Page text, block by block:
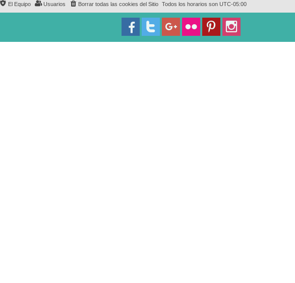
Todos los horarios son UTC-05:00
Borrar todas las cookies del Sitio
Usuarios
El Equipo